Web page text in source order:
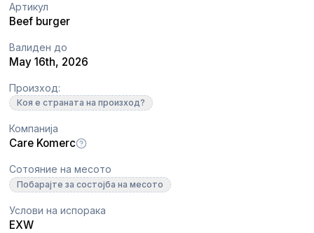
Артикул
Beef burger
Валиден до
May 16th, 2026
Произход:
Коя е страната на произход?
Компанија
Care Komerc
Сотояние на месото
Побарајте за состојба на месото
Услови на испорака
EXW